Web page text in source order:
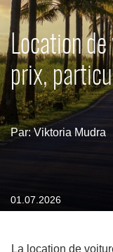
Location
prix,
Par: Viktoria Mudra
01.07.2026
La location de